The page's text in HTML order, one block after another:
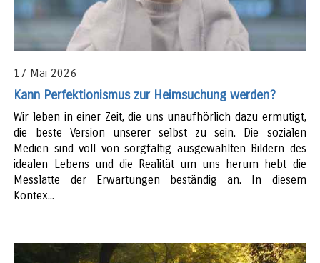
17 Mai 2026
Kann Perfektionismus zur Heimsuchung werden?
Wir leben in einer Zeit, die uns unaufhörlich dazu ermutigt,
die beste Version unserer selbst zu sein. Die sozialen
Medien sind voll von sorgfältig ausgewählten Bildern des
idealen Lebens und die Realität um uns herum hebt die
Messlatte der Erwartungen beständig an. In diesem
Kontex...